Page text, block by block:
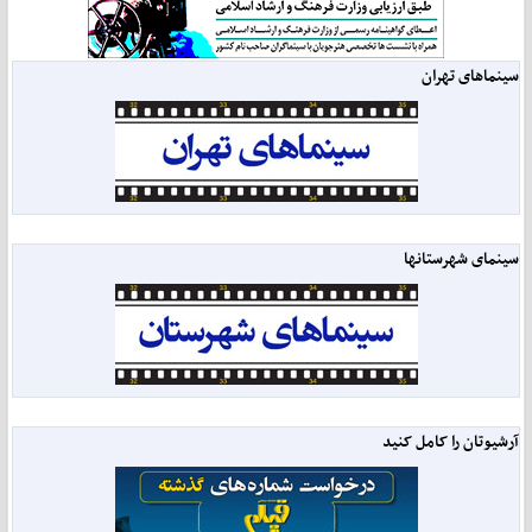
سینماهای تهران
سینمای شهرستانها
آرشیوتان را کامل کنید